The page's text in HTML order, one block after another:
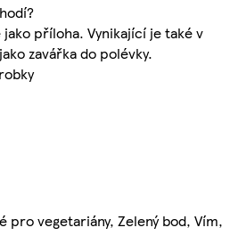
příloha. Vynikající je také v
zavářka do polévky.
pro vegetariány, Zelený bod, Vím,